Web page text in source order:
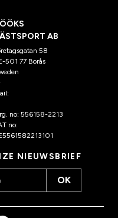
AB
58
501 77 Borås
no: 556158-2213
no:
NIEUWSBRIEF
OK